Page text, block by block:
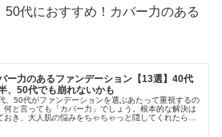
代におすすめ！カバー力のある
ー力のあるファンデーション【13選】40代
、50代でも崩れないかも
、50代がファンデーションを選ぶあたって重視するの
何と言っても「カバー力」でしょう。根本的な解決は
おき、大人肌の悩みをちゃちゃっと隠してくれたら嬉